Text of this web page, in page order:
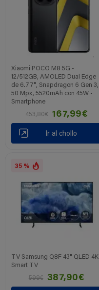
Xiaomi POCO M8 5G -
12/512GB, AMOLED Dual Edge
de 6.77", Snapdragon 6 Gen 3,
50 Mpx, 5520mAh con 45W -
Smartphone
453,80€
167,99€
Ir al chollo
35 %
TV Samsung Q8F 43" QLED 4K
Smart TV
599€
387,90€